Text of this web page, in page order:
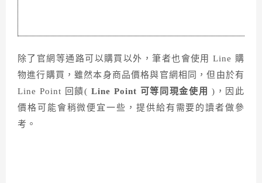
除了官網等通路可以購買以外，筆者也會使用 Line 購
物進行購買，雖然本身商品價格與官網相同，但由於有
Line Point 回饋( Line Point 可等同現金使用 )，因此
價格可能會稍微便宜一些，提供給有需要的讀者做參
考。